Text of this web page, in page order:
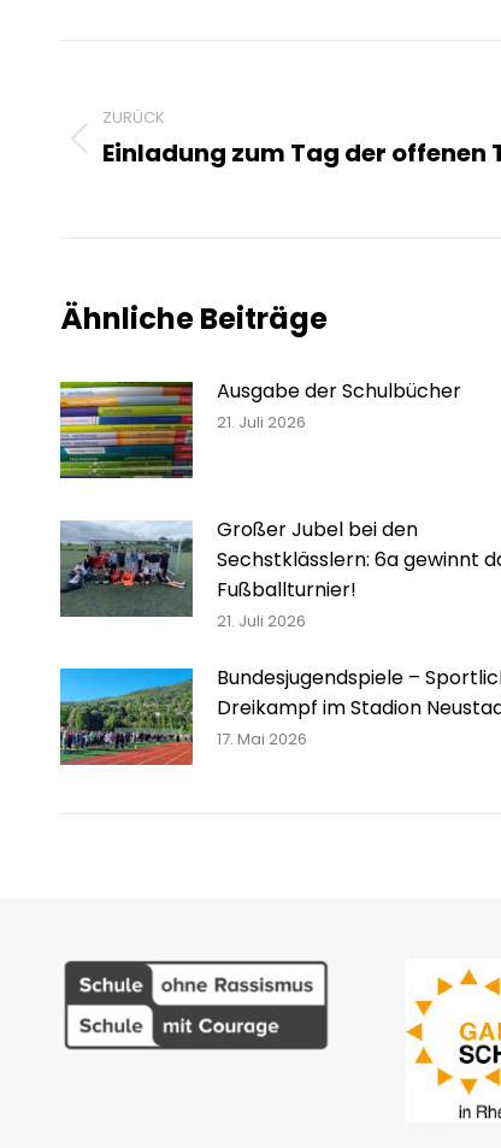
ZURÜCK
Vorheriger
Einladung zum Tag der offenen
Ähnliche Beiträge
Ausgabe der Schulbücher
21. Juli 2026
Großer Jubel bei den
Sechstklässlern: 6a gewinnt
Fußballturnier!
21. Juli 2026
Bundesjugendspiele –
Dreikampf im Stadion
17. Mai 2026